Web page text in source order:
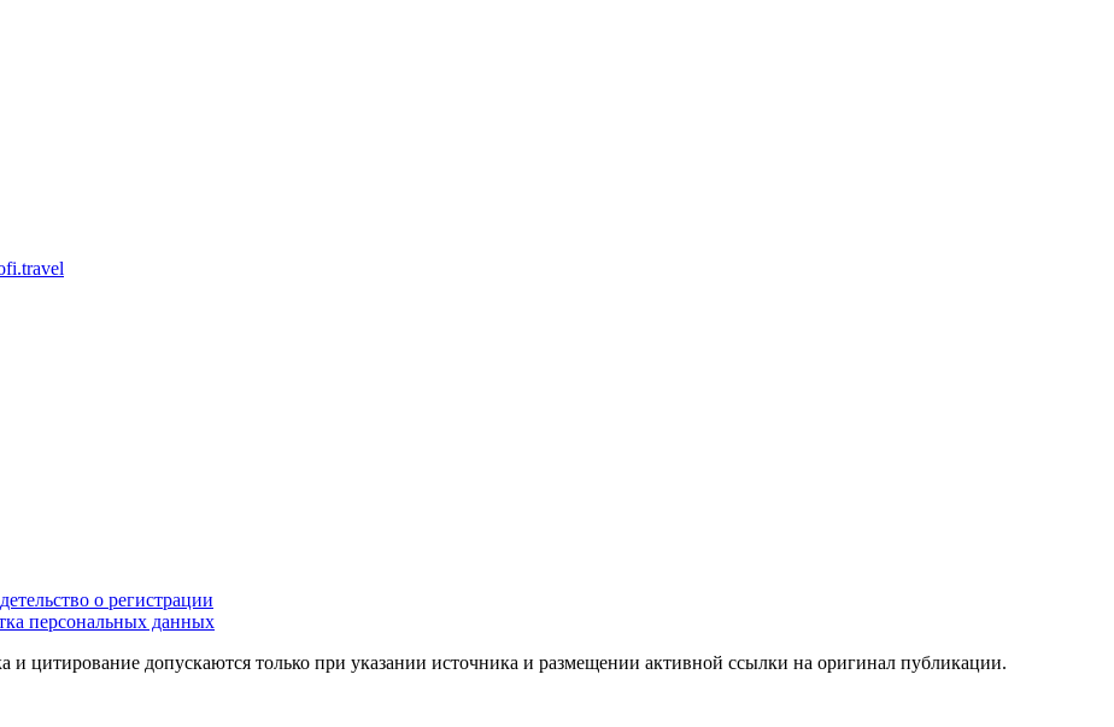
о регистрации
персональных данных
цитирование допускаются только при указании источника и размещении активной ссылки на оригинал публикации.